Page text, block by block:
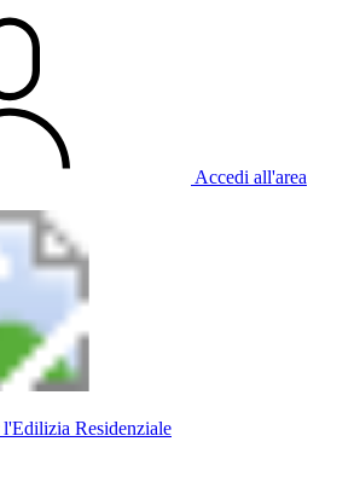
Accedi all'area
Residenziale